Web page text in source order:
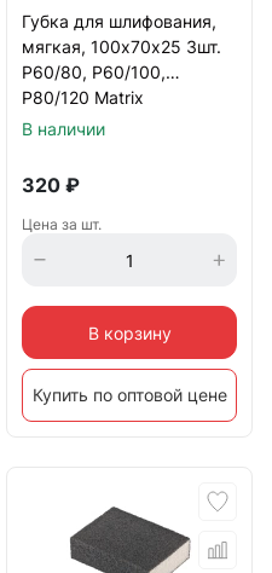
Губка для шлифования,
мягкая, 100х70х25 3шт.
Р60/80, Р60/100,
Р80/120 Matrix
В наличии
320 ₽
Цена за шт.
В корзину
Купить по оптовой цене